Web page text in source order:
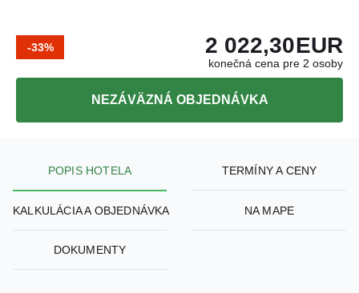
-33%
konečná cena pre 2 osoby
2 022,30EUR
POPIS HOTELA
KALKULÁCIA A OBJEDNÁVKA